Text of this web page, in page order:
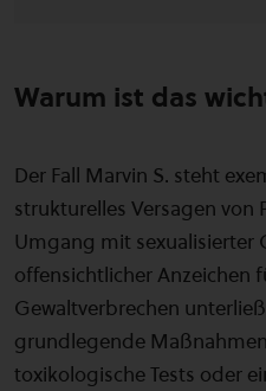
Warum ist das
Der Fall Marvin S. steht
strukturelles Versagen von
Umgang mit sexualisierter
offensichtlicher Anzeichen
Gewaltverbrechen
grundlegende
toxikologische Tests oder